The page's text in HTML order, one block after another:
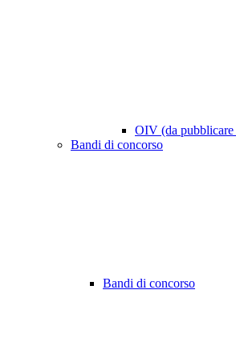
OIV (da pubblicare
Bandi di concorso
Bandi di concorso